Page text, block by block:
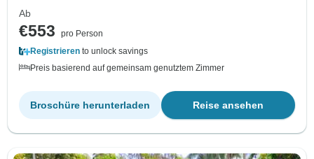
Ab
€553
pro Person
Registrieren to unlock savings
Preis basierend auf gemeinsam genutztem Zimmer
Reise ansehen
Broschüre herunterladen